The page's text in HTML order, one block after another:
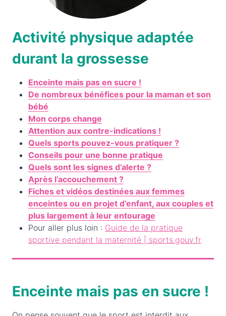
Activité physique adaptée
durant la grossesse
Enceinte mais pas en sucre !
De nombreux bénéfices pour la maman et son
bébé
Mon corps change
Attention aux contre-indications !
Quels sports pouvez-vous pratiquer ?
Conseils pour une bonne pratique
Quels sont les signes d’alerte ?
Après l’accouchement ?
Fiches et vidéos destinées aux femmes
enceintes ou en projet d’enfant, aux couples et
plus largement à leur entourage
Pour aller plus loin : Guide de la pratique
sportive pendant la maternité | sports.gouv.fr
Enceinte mais pas en sucre !